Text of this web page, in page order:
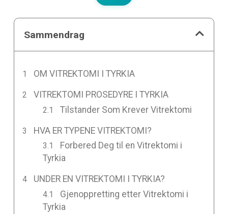
Sammendrag
OM VITREKTOMI I TYRKIA
VITREKTOMI PROSEDYRE I TYRKIA
Tilstander Som Krever Vitrektomi
HVA ER TYPENE VITREKTOMI?
Forbered Deg til en Vitrektomi i
Tyrkia
UNDER EN VITREKTOMI I TYRKIA?
Gjenoppretting etter Vitrektomi i
Tyrkia